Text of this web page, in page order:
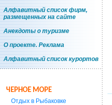
Алфавитный список фирм,
размещенных на сайте
Анекдоты о туризме
О проекте. Реклама
Алфавитный список курортов
ЧЕРНОЕ МОРЕ
Отдых в Рыбаковке